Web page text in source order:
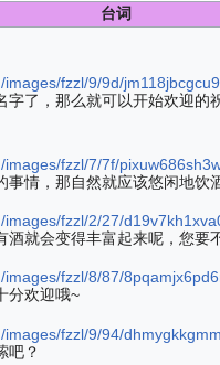
台词
fzzl/9/9d/
字了，那么就可以开始欢迎的
fzzl/7/7f/
情，那自然就应该悠闲地饮
fzzl/2/27/
酒就会变得丰富起来呢，您要
fzzl/8/87/
分欢迎哦~
fzzl/9/94/
吧？